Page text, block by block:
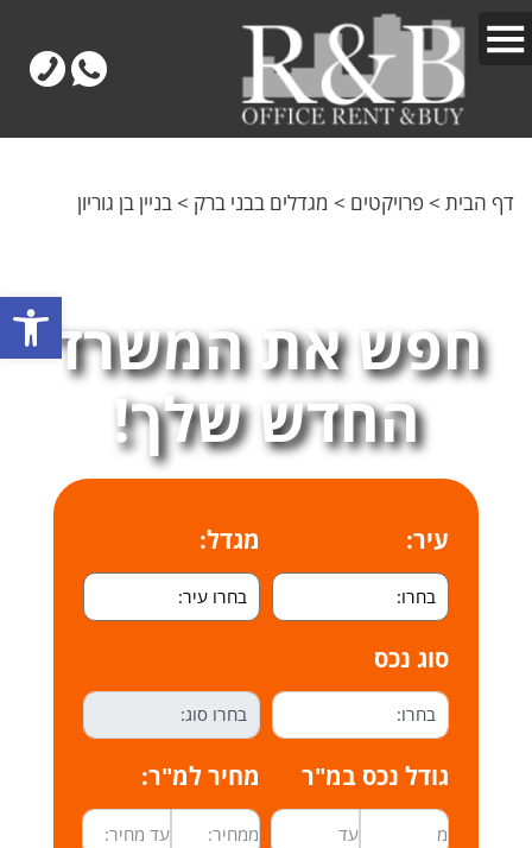
דף הבית > פרויקטים > מגדלים בבני ברק > בניין בן גוריון
חפש את המשרד
החדש שלך!
עיר: מגדל:
סוג נכס
גודל נכס במ"ר מחיר למ"ר: